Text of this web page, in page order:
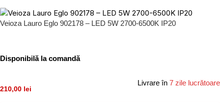
Veioza Lauro Eglo 902178 – LED 5W 2700-6500K IP20
Disponibilă la comandă
210,00 lei
Livrare în 7 zile lucrătoare